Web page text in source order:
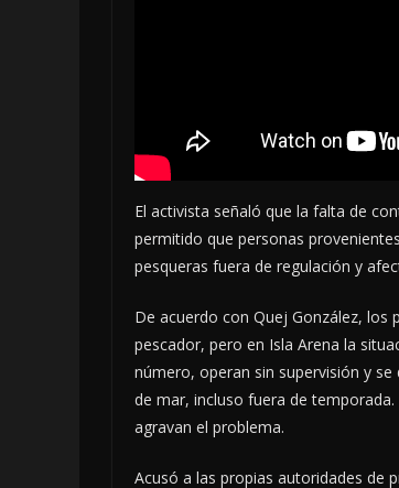
El activista señaló que la falta de
permitido que personas
pesqueras fuera de regulación y
De acuerdo con Quej González, los
pescador, pero en Isla Arena la
número, operan sin supervisión y
de mar, incluso fuera de
agravan el problema.
Acusó a las propias autoridades de